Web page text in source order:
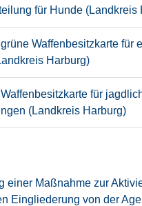
für Hunde (Landkreis
Waffenbesitzkarte für
Harburg)
für
(Landkreis Harburg)
einer Maßnahme zur
Eingliederung von der